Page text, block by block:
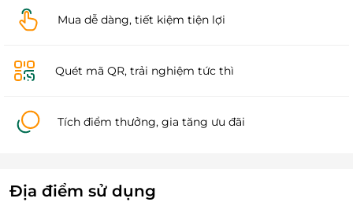
Mua dễ dàng, tiết kiệm tiện lợi
Quét mã QR, trải nghiệm tức thì
Tích điểm thưởng, gia tăng ưu đãi
Địa điểm sử dụng